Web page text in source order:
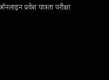
प्रवेश पात्रता परीक्षा